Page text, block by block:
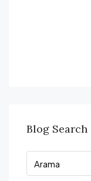
Blog Search